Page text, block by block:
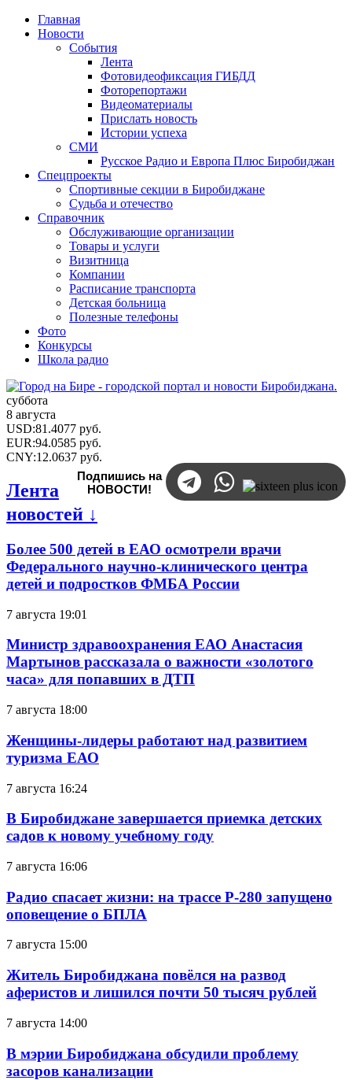
Главная
Новости
События
Лента
Фотовидеофиксация ГИБДД
Фоторепортажи
Видеоматериалы
Прислать новость
Истории успеха
СМИ
Русское Радио и Европа Плюс Биробиджан
Спецпроекты
Спортивные секции в Биробиджане
Судьба и отечество
Справочник
Обслуживающие организации
Товары и услуги
Визитница
Компании
Расписание транспорта
Детская больница
Полезные телефоны
Фото
Конкурсы
Школа радио
суббота
8 августа
USD:81.4077 руб.
EUR:94.0585 руб.
CNY:12.0637 руб.
Подпишись на
НОВОСТИ!
Лента
новостей ↓
Более 500 детей в ЕАО осмотрели врачи
Федерального научно-клинического центра
детей и подростков ФМБА России
7 августа 19:01
Министр здравоохранения ЕАО Анастасия
Мартынов рассказала о важности «золотого
часа» для попавших в ДТП
7 августа 18:00
Женщины-лидеры работают над развитием
туризма ЕАО
7 августа 16:24
В Биробиджане завершается приемка детских
садов к новому учебному году
7 августа 16:06
Радио спасает жизни: на трассе Р-280 запущено
оповещение о БПЛА
7 августа 15:00
Житель Биробиджана повёлся на развод
аферистов и лишился почти 50 тысяч рублей
7 августа 14:00
В мэрии Биробиджана обсудили проблему
засоров канализации